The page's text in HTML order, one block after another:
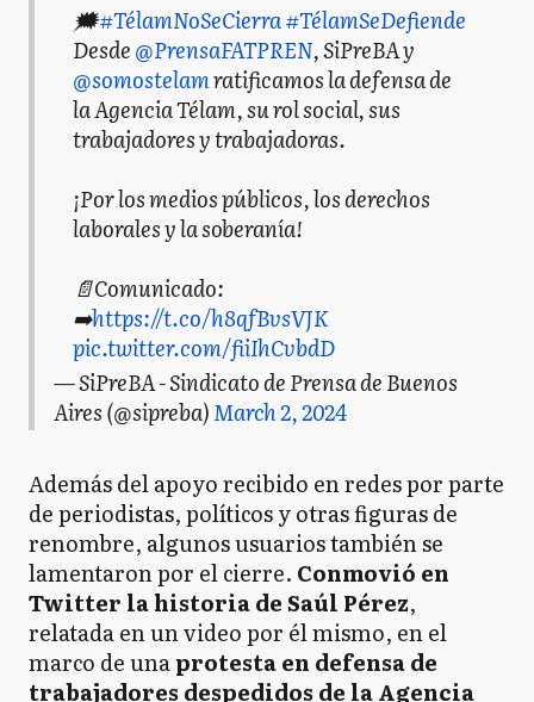
🗯️#TélamNoSeCierra#TélamSeDefiende
Desde@PrensaFATPREN, SiPreBA y
@somostelamratificamos la defensa de
la Agencia Télam, su rol social, sus
trabajadores y trabajadoras.
¡Por los medios públicos, los derechos
laborales y la soberanía!
📄Comunicado:
➡️https://t.co/h8qfBvsVJK
pic.twitter.com/fiiIhCvbdD
— SiPreBA - Sindicato de Prensa de Buenos
Aires (@sipreba)March 2, 2024
Además del apoyo recibido en redes por parte
de periodistas, políticos y otras figuras de
renombre, algunos usuarios también se
lamentaron por el cierre. Conmovió en
Twitter la historia de Saúl Pérez,
relatada en un video por él mismo, en el
marco de unaprotesta en defensa de
trabajadores despedidos de la Agencia